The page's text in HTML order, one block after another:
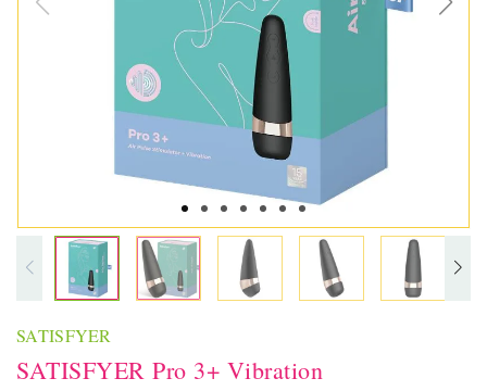
SATISFYER
SATISFYER Pro 3+ Vibration